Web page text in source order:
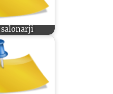
salonarji